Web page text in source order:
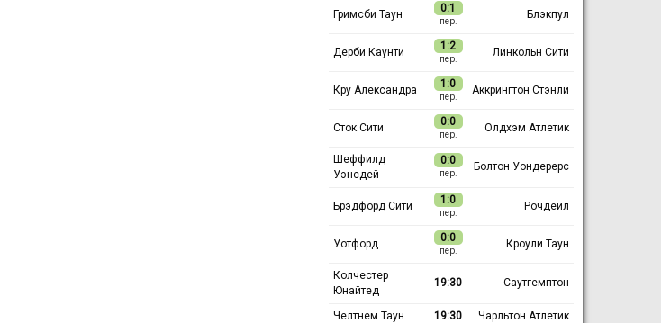
Гримсби Таун 0:1
пер.
Блэкпул
Дерби Каунти 1:2
пер.
Линкольн Сити
Кру Александра 1:0
пер.
Аккрингтон Стэнли
Сток Сити 0:0
пер.
Олдхэм Атлетик
Шеффилд
Уэнсдей
0:0
пер.
Болтон Уондерерс
Брэдфорд Сити 1:0
пер.
Рочдейл
Уотфорд 0:0
пер.
Кроули Таун
Колчестер
Юнайтед
19:30 Саутгемптон
Челтнем Таун 19:30
Чарльтон Атлетик